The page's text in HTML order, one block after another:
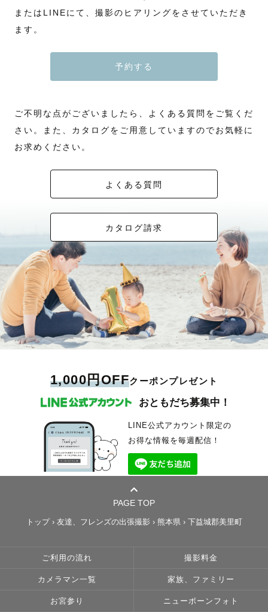
またはLINEにて、撮影のヒアリングをさせていただき
ます。
予約する
ご不明な点がございましたら、よくある質問をご覧くだ
さい。また、カタログをご用意していますのでお気軽に
お求めください。
よくある質問
カタログ請求
1,000円OFFクーポンプレゼント
おともだち募集中！
LINE公式アカウント限定の
お得な情報を毎週配信！
PAGE TOP
トップ› 友達、フレンズの出張撮影 › 熊本県› 下益城郡美里町
ご利用の流れ 撮影料金
カメラマン一覧 家族、ファミリー
お宮参り ニューボーンフォト